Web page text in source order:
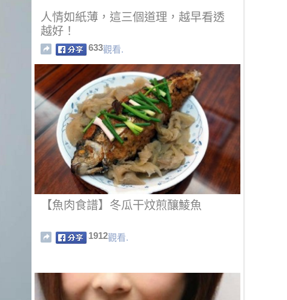
人情如紙薄，這三個道理，越早看透
越好！
633觀看.
【魚肉食譜】冬瓜干炆煎釀鯪魚
1912觀看.